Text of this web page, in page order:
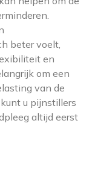
beter voelt,
en
om een
van de
u pijnstillers
altijd eerst